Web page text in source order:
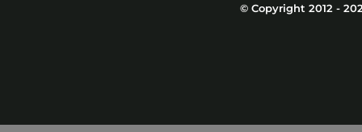
© Copyright 2012 -